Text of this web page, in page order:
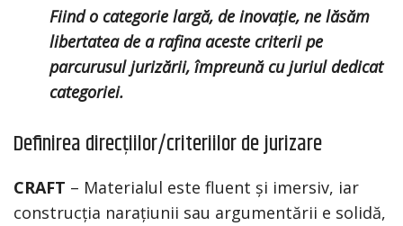
Fiind o categorie largă, de inovație, ne lăsăm
libertatea de a rafina aceste criterii pe
parcurusul jurizării, împreună cu juriul dedicat
categoriei.
Definirea direcțiilor/criteriilor de jurizare
CRAFT – Materialul este fluent și imersiv, iar
construcția narațiunii sau argumentării e solidă,